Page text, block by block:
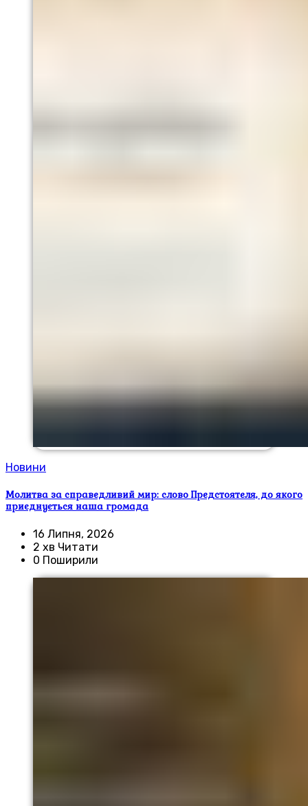
Новини
Молитва за справедливий мир: слово Предстоятеля, до якого
приєднується наша громада
16 Липня, 2026
2 хв Читати
0 Поширили